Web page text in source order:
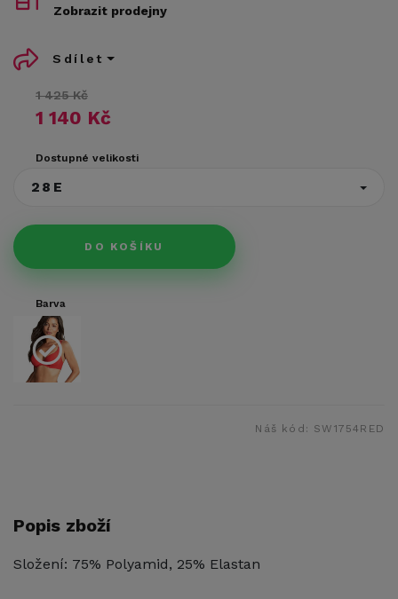
1 425 Kč
1 140 Kč
Dostupné velikosti
28E
DO KOŠÍKU
Zobrazit prodejny
Sdílet
Barva
Náš kód: SW1754RED
Popis zboží
Složení: 75% Polyamid, 25% Elastan